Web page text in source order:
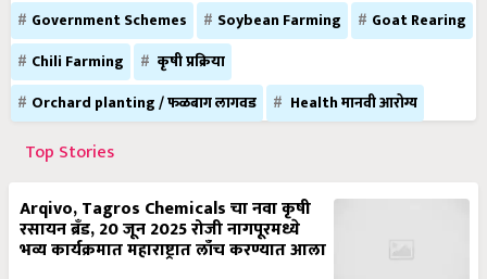
Government Schemes Soybean Farming
Goat Rearing
Chili Farming
कृषी प्रक्रिया
Orchard planting / फळबाग लागवड
Health मानवी आरोग्य
Top Stories
Arqivo, Tagros Chemicals चा नवा कृषी
रसायन ब्रँड, 20 जून 2025 रोजी नागपूरमध्ये
भव्य कार्यक्रमात महाराष्ट्रात लाँच करण्यात आला